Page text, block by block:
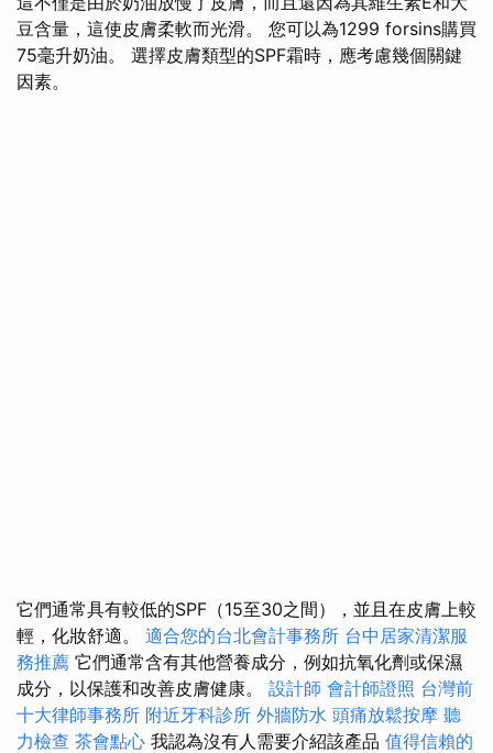
豆含量，這使皮膚柔軟而光滑。 您可以為1299 forsins購買
75毫升奶油。 選擇皮膚類型的SPF霜時，應考慮幾個關鍵
因素。
它們通常具有較低的SPF（15至30之間），並且在皮膚上較
輕，化妝舒適。 適合您的台北會計事務所 台中居家清潔服
務推薦 它們通常含有其他營養成分，例如抗氧化劑或保濕
成分，以保護和改善皮膚健康。 設計師 會計師證照 台灣前
十大律師事務所 附近牙科診所 外牆防水 頭痛放鬆按摩 聽
力檢查 茶會點心 我認為沒有人需要介紹該產品 值得信賴的